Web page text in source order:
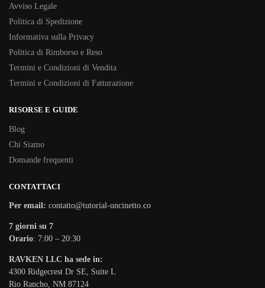
Avviso Legale
Politica di Spedizione
Informativa sulla Privacy
Politica di Rimborso e Reso
Termini e Condizioni di Vendita
Termini e Condizioni di Fatturazione
RISORSE E GUIDE
Blog
Chi Siamo
Domande frequenti
CONTATTACI
Per email: contatto@tutorial-uncinetto.co
7 giorni su 7
Orario: 7:00 – 20:30
RAVKEN LLC ha sede in:
4300 Ridgecrest Dr SE, Suite L
Rio Rancho, NM 87124